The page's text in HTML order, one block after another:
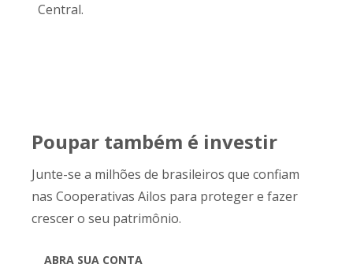
Central.
Poupar também é investir
Junte-se a milhões de brasileiros que confiam
nas Cooperativas Ailos para proteger e fazer
crescer o seu patrimônio.
ABRA SUA CONTA